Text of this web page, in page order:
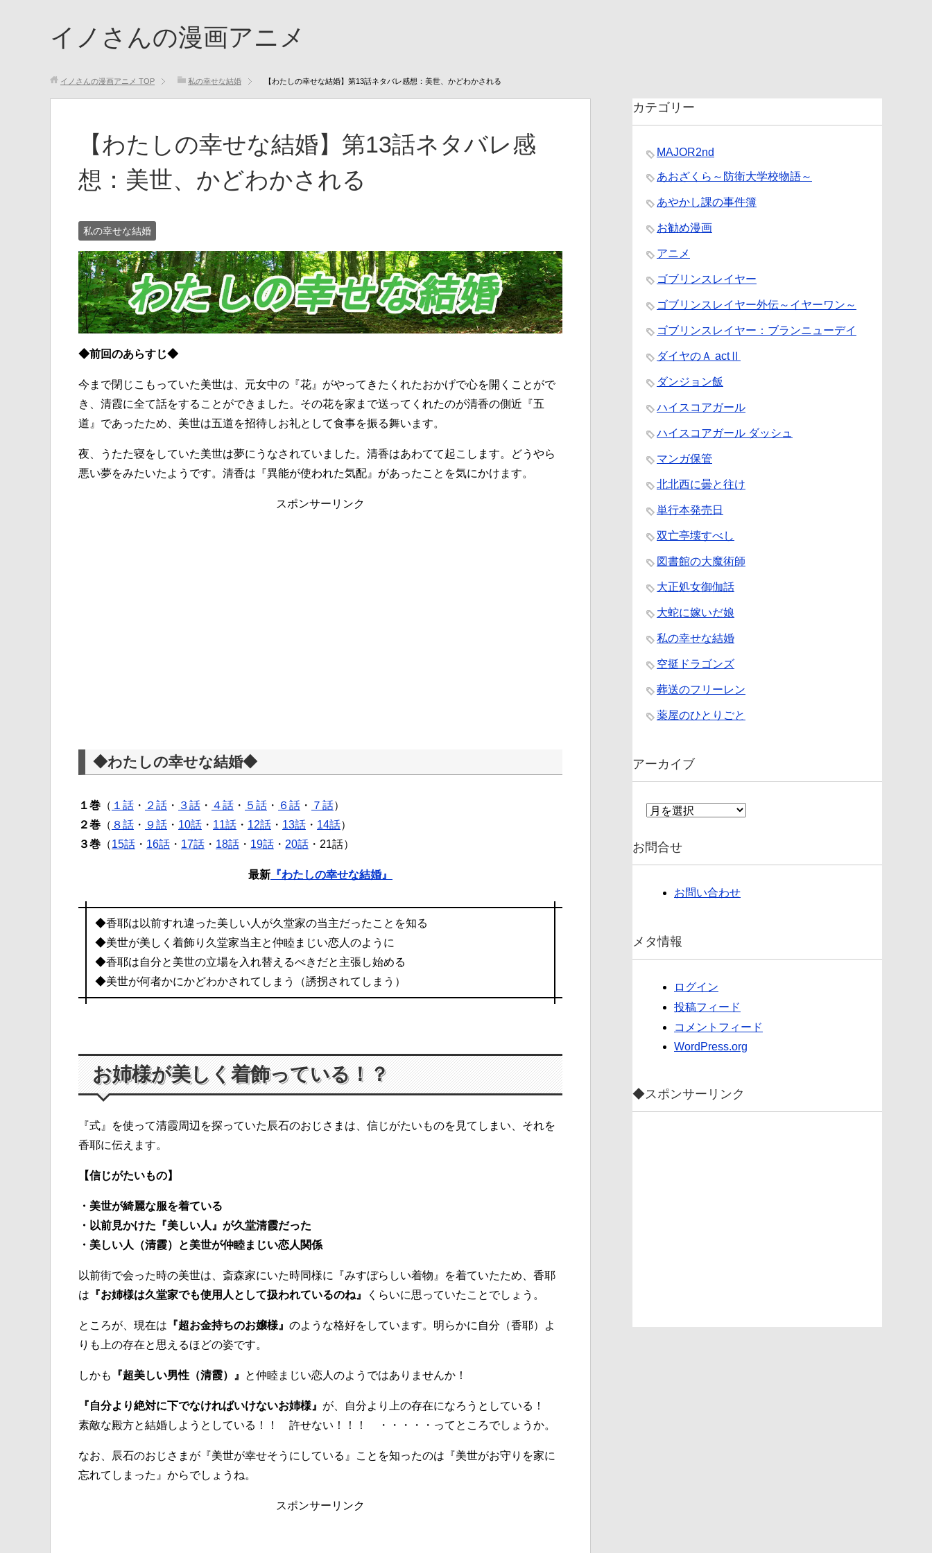
イノさんの漫画アニメ
イノさんの漫画アニメ TOP 私の幸せな結婚 【わたしの幸せな結婚】第13話ネタバレ感想：美世、かどわかされる
【わたしの幸せな結婚】第13話ネタバレ感
想：美世、かどわかされる
私の幸せな結婚
◆前回のあらすじ◆
今まで閉じこもっていた美世は、元女中の『花』がやってきたくれたおかげで心を開くことがで
き、清霞に全て話をすることができました。その花を家まで送ってくれたのが清香の側近『五
道』であったため、美世は五道を招待しお礼として食事を振る舞います。
夜、うたた寝をしていた美世は夢にうなされていました。清香はあわてて起こします。どうやら
悪い夢をみたいたようです。清香は『異能が使われた気配』があったことを気にかけます。
スポンサーリンク
◆わたしの幸せな結婚◆
１巻 （ １話 ・ ２話 ・ ３話 ・ ４話 ・ ５話 ・ ６話 ・ ７話）
２巻 （ ８話 ・ ９話 ・ 10話 ・ 11話 ・ 12話 ・ 13話 ・ 14話）
３巻 （15話 ・ 16話 ・ 17話 ・ 18話 ・ 19話 ・ 20話 ・21話）
最新 『わたしの幸せな結婚』
◆香耶は以前すれ違った美しい人が久堂家の当主だったことを知る
◆美世が美しく着飾り久堂家当主と仲睦まじい恋人のように
◆香耶は自分と美世の立場を入れ替えるべきだと主張し始める
◆美世が何者かにかどわかされてしまう（誘拐されてしまう）
お姉様が美しく着飾っている！？
『式』を使って清霞周辺を探っていた辰石のおじさまは、信じがたいものを見てしまい、それを
香耶に伝えます。
【信じがたいもの】
・美世が綺麗な服を着ている
・以前見かけた『美しい人』が久堂清霞だった
・美しい人（清霞）と美世が仲睦まじい恋人関係
以前街で会った時の美世は、斎森家にいた時同様に『みすぼらしい着物』を着ていたため、香耶
は 『お姉様は久堂家でも使用人として扱われているのね』 くらいに思っていたことでしょう。
ところが、現在は 『超お金持ちのお嬢様』 のような格好をしています。明らかに自分（香耶）よ
りも上の存在と思えるほどの姿です。
しかも 『超美しい男性（清霞）』 と仲睦まじい恋人のようではありませんか！
『自分より絶対に下でなければいけないお姉様』 が、自分より上の存在になろうとしている！
素敵な殿方と結婚しようとしている！！ 許せない！！！ ・・・・・ってところでしょうか。
なお、辰石のおじさまが『美世が幸せそうにしている』ことを知ったのは『美世がお守りを家に
忘れてしまった』からでしょうね。
スポンサーリンク
カテゴリー
MAJOR2nd
あおざくら～防衛大学校物語～
あやかし課の事件簿
お勧め漫画
アニメ
ゴブリンスレイヤー
ゴブリンスレイヤー外伝～イヤーワン～
ゴブリンスレイヤー：ブランニューデイ
ダイヤのＡ actⅡ
ダンジョン飯
ハイスコアガール
ハイスコアガール ダッシュ
マンガ保管
北北西に曇と往け
単行本発売日
双亡亭壊すべし
図書館の大魔術師
大正処女御伽話
大蛇に嫁いだ娘
私の幸せな結婚
空挺ドラゴンズ
葬送のフリーレン
薬屋のひとりごと
アーカイブ
ア
イ
ブ
お問合せ
お問い合わせ
メタ情報
ログイン
投稿フィード
コメントフィード
WordPress.org
◆スポンサーリンク